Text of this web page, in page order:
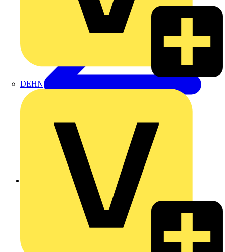
DEHN
Zurück zu Produkte